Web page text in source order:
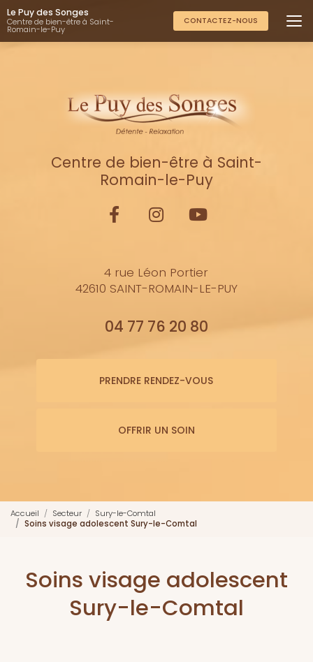
Aller
au
contenu
principal
Le Puy des Songes
Centre de bien-être à Saint-
Romain-le-Puy
CONTACTEZ-NOUS
Centre de bien-être à Saint-
Romain-le-Puy
4 rue Léon Portier
42610 SAINT-ROMAIN-LE-PUY
04 77 76 20 80
PRENDRE RENDEZ-VOUS
OFFRIR UN SOIN
Accueil Secteur
Sury-le-Comtal
Soins visage adolescent Sury-le-Comtal
Soins visage adolescent
Sury-le-Comtal